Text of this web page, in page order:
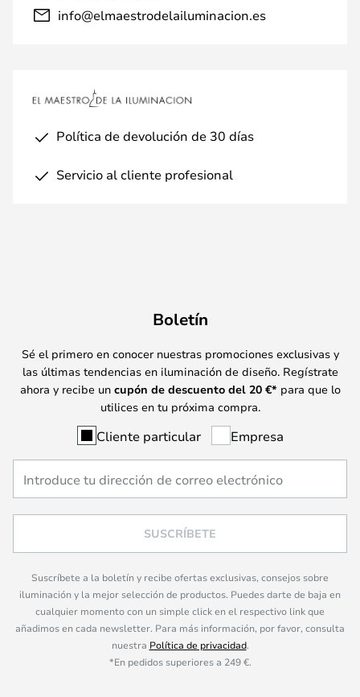
info@elmaestrodelailuminacion.es
Política de devolución de 30 días
Servicio al cliente profesional
Boletín
Sé el primero en conocer nuestras promociones exclusivas y
las últimas tendencias en iluminación de diseño. Regístrate
ahora y recibe un cupón de descuento del 20 €* para que lo
utilices en tu próxima compra.
Cliente particular Empresa
SUSCRÍBETE
Suscríbete a la boletín y recibe ofertas exclusivas, consejos sobre
iluminación y la mejor selección de productos. Puedes darte de baja en
cualquier momento con un simple click en el respectivo link que
añadimos en cada newsletter. Para más información, por favor, consulta
nuestra Política de privacidad.
*En pedidos superiores a 249 €.